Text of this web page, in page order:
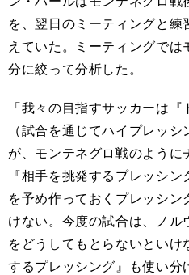
を、翌日のミーティングと
えていた。ミーティングで
分に絞って分析した。
「我々の目指すサッカーは
（試合を通じてハイプレッ
が、モンテネグロ戦のように
『相手を挑発するプレッシ
を予め作っておくプレッシ
けない。今度の試合は、ノ
をどうしてもとらないとい
するプレッシング』も使い分